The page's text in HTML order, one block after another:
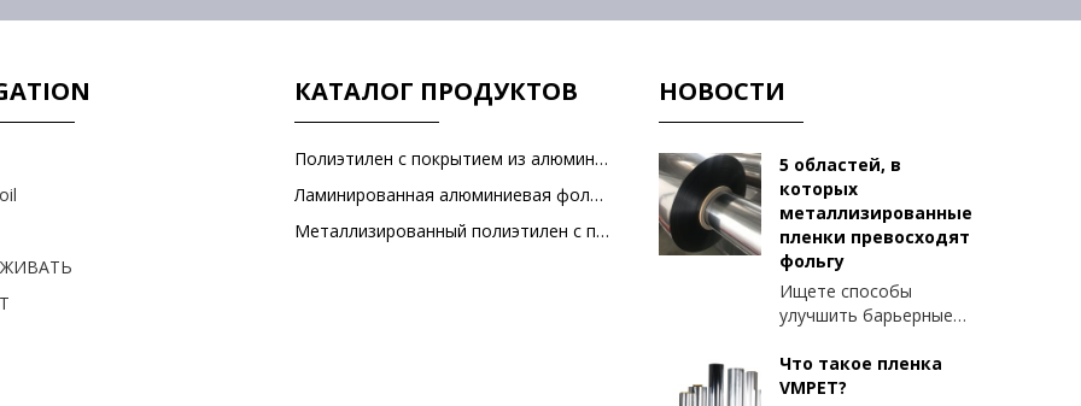
КАТАЛОГ ПРОДУКТОВ
Полиэтилен с покрытием из алюминиевой фольги
Ламинированная алюминиевая фольга
Металлизированный полиэтилен с покрытием из ПЭТ-пленки
НОВОСТИ
5 областей, в
которых
металлизированные
пленки превосходят
фольгу
Ищете способы
улучшить барьерные
упаковки? Вот
некоторые факторы,
Что такое пленка
VMPET?